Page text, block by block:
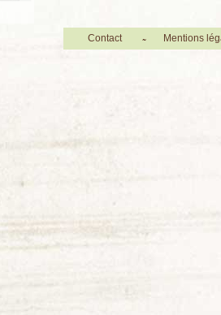
Contact Mentions